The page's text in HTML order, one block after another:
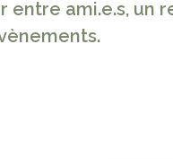
ami.e.s, un